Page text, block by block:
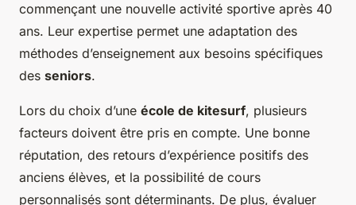
commençant une nouvelle activité sportive après 40
ans. Leur expertise permet une adaptation des
méthodes d’enseignement aux besoins spécifiques
des seniors.
Lors du choix d’une école de kitesurf, plusieurs
facteurs doivent être pris en compte. Une bonne
réputation, des retours d’expérience positifs des
anciens élèves, et la possibilité de cours
personnalisés sont déterminants. De plus, évaluer